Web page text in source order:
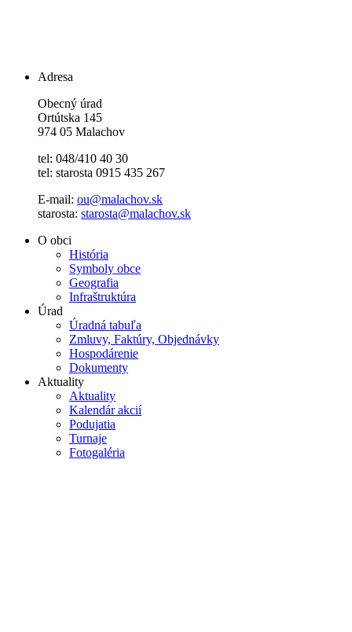
Adresa
Obecný úrad
Ortútska 145
974 05 Malachov
tel: 048/410 40 30
tel: starosta 0915 435 267
E-mail: ou@malachov.sk
starosta: starosta@malachov.sk
O obci
História
Symboly obce
Geografia
Infraštruktúra
Úrad
Úradná tabuľa
Zmluvy, Faktúry, Objednávky
Hospodárenie
Dokumenty
Aktuality
Aktuality
Kalendár akcií
Podujatia
Turnaje
Fotogaléria